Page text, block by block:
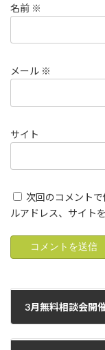
名前 ※
メール ※
サイト
次回のコメント
ルアドレス、サイト
3月無料相談会開